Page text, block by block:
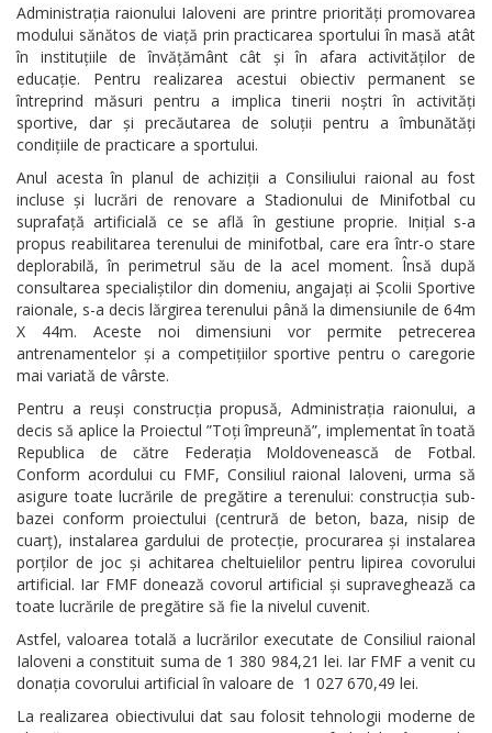
Administrația raionului Ialoveni are printre priorități promovarea
modului sănătos de viață prin practicarea sportului în masă atât
în instituțiile de învățământ cât și în afara activităților de
educație. Pentru realizarea acestui obiectiv permanent se
întreprind măsuri pentru a implica tinerii noștri în activități
sportive, dar și precăutarea de soluții pentru a îmbunătăți
condițiile de practicare a sportului.
Anul acesta în planul de achiziții a Consiliului raional au fost
incluse și lucrări de renovare a Stadionului de Minifotbal cu
suprafață artificială ce se află în gestiune proprie. Inițial s-a
propus reabilitarea terenului de minifotbal, care era într-o stare
deplorabilă, în perimetrul său de la acel moment. Însă după
consultarea specialiștilor din domeniu, angajați ai Școlii Sportive
raionale, s-a decis lărgirea terenului până la dimensiunile de 64m
X 44m. Aceste noi dimensiuni vor permite petrecerea
antrenamentelor și a competițiilor sportive pentru o caregorie
mai variată de vârste.
Pentru a reuși construcția propusă, Administrația raionului, a
decis să aplice la Proiectul ”Toți împreună”, implementat în toată
Republica de către Federația Moldovenească de Fotbal.
Conform acordului cu FMF, Consiliul raional Ialoveni, urma să
asigure toate lucrările de pregătire a terenului: construcția sub-
bazei conform proiectului (centrură de beton, baza, nisip de
cuarț), instalarea gardului de protecție, procurarea și instalarea
porților de joc și achitarea cheltuielilor pentru lipirea covorului
artificial. Iar FMF donează covorul artificial și supraveghează ca
toate lucrările de pregătire să fie la nivelul cuvenit.
Astfel, valoarea totală a lucrărilor executate de Consiliul raional
Ialoveni a constituit suma de 1 380 984,21 lei. Iar FMF a venit cu
donația covorului artificial în valoare de 1 027 670,49 lei.
La realizarea obiectivului dat sau folosit tehnologii moderne de